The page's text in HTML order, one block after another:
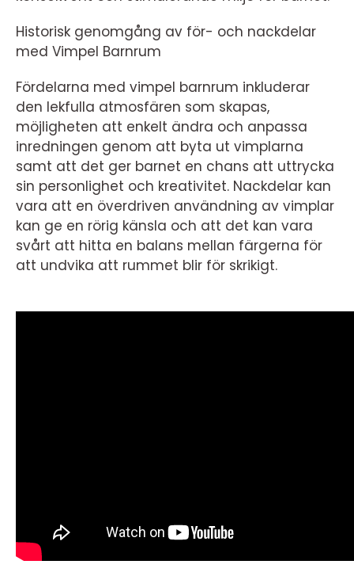
Historisk genomgång av för- och nackdelar
med Vimpel Barnrum
Fördelarna med vimpel barnrum inkluderar
den lekfulla atmosfären som skapas,
möjligheten att enkelt ändra och anpassa
inredningen genom att byta ut vimplarna
samt att det ger barnet en chans att uttrycka
sin personlighet och kreativitet. Nackdelar kan
vara att en överdriven användning av vimplar
kan ge en rörig känsla och att det kan vara
svårt att hitta en balans mellan färgerna för
att undvika att rummet blir för skrikigt.